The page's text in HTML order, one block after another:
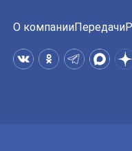
О компанииПередачи